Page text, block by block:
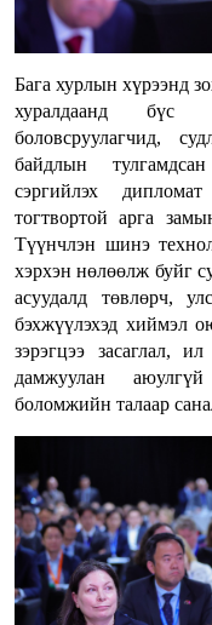
Бага хурлын хүрээнд
хуралдаанд бүс
боловсруулагчид,
байдлын
сэргийлэх
тогтвортой арга
Түүнчлэн шинэ
хэрхэн нөлөөлж буйг
асуудалд төвлөрч,
бэхжүүлэхэд хиймэл
зэрэгцээ засаглал,
дамжуулан
боломжийн талаар